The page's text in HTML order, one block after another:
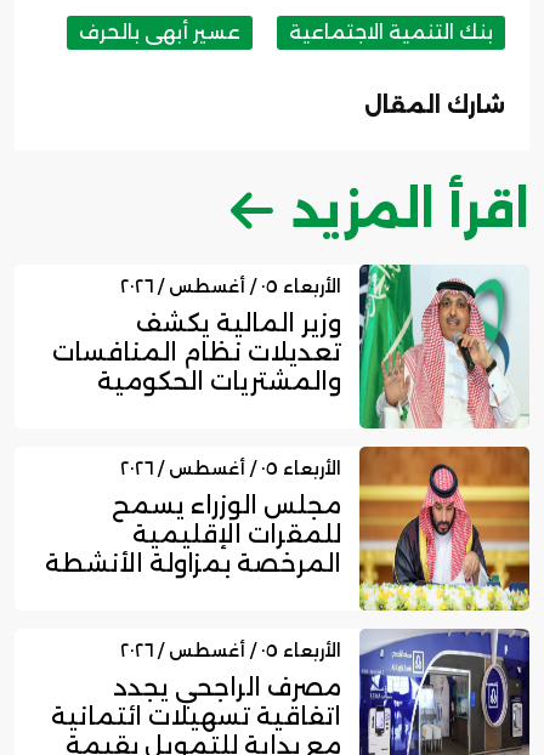
بنك التنمية الاجتماعية عسير أبهى بالحرف
شارك المقال
اقرأ المزيد
الأربعاء ٠٥ / أغسطس / ٢٠٢٦
وزير المالية يكشف
تعديلات نظام المنافسات
والمشتريات الحكومية
الأربعاء ٠٥ / أغسطس / ٢٠٢٦
مجلس الوزراء يسمح
للمقرات الإقليمية
المرخصة بمزاولة الأنشطة
الأربعاء ٠٥ / أغسطس / ٢٠٢٦
مصرف الراجحي يجدد
اتفاقية تسهيلات ائتمانية
مع بداية للتمويل بقيمة